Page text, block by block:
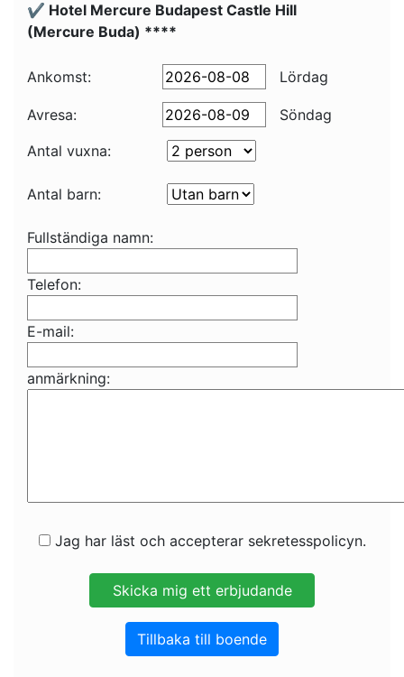
✔️ Hotel Mercure Budapest Castle Hill
(Mercure Buda) ****
Ankomst: Lördag
Avresa:
Söndag
Antal vuxna:
Antal barn:
Fullständiga namn:
Telefon:
E-mail:
anmärkning:
Jag har läst och accepterar sekretesspolicyn.
Tillbaka till boende